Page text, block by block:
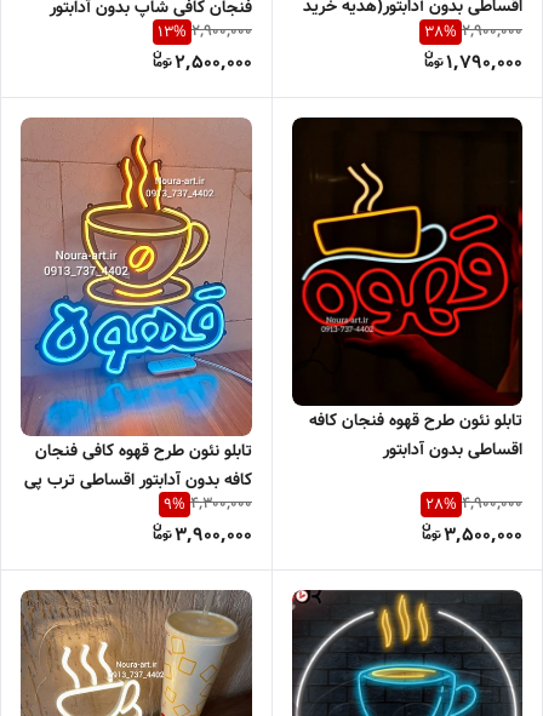
اقساطی بدون آدابتور(هدیه خرید
نقدی)
2,900,000
38%
1,790,000
فنجان کافی شاپ بدون آدابتور
اقساطی
2,900,000
13%
2,500,000
تابلو نئون طرح قهوه فنجان کافه
اقساطی بدون آدابتور
4,900,000
28%
3,500,000
تابلو نئون طرح قهوه کافی فنجان
کافه بدون آدابتور اقساطی ترب پی
اسنپ پی
4,300,000
9%
3,900,000